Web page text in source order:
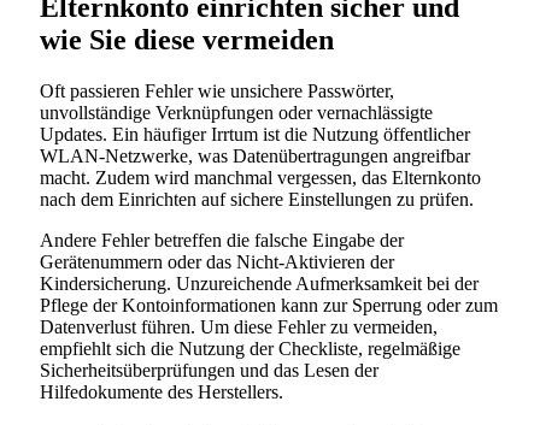
Elternkonto einrichten sicher und
wie Sie diese vermeiden
Oft passieren Fehler wie unsichere Passwörter,
unvollständige Verknüpfungen oder vernachlässigte
Updates. Ein häufiger Irrtum ist die Nutzung öffentlicher
WLAN-Netzwerke, was Datenübertragungen angreifbar
macht. Zudem wird manchmal vergessen, das Elternkonto
nach dem Einrichten auf sichere Einstellungen zu prüfen.
Andere Fehler betreffen die falsche Eingabe der
Gerätenummern oder das Nicht-Aktivieren der
Kindersicherung. Unzureichende Aufmerksamkeit bei der
Pflege der Kontoinformationen kann zur Sperrung oder zum
Datenverlust führen. Um diese Fehler zu vermeiden,
empfiehlt sich die Nutzung der Checkliste, regelmäßige
Sicherheitsüberprüfungen und das Lesen der
Hilfedokumente des Herstellers.